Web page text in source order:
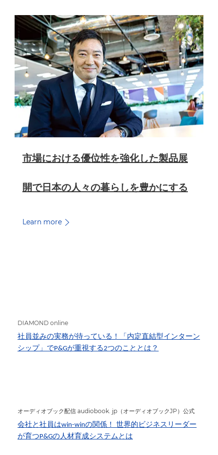
市場における優位性を強化した製品展
開で日本の人々の暮らしを豊かにする
Learn more
DIAMOND online
社員並みの実務が待っている！「内定直結型インターン
シップ」でP&Gが重視する2つのこととは？
オーディオブック配信 audiobook. jp（オーディオブックJP）公式
会社と社員はwin-winの関係！
世界的ビジネスリーダー
が育つP&Gの人材育成システムとは